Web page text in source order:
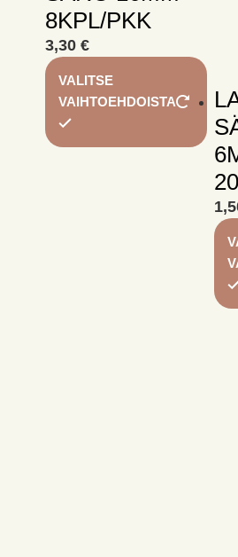
8KPL/PKK
3,30 €
VALITSE
VAIHTOEHDOISTA
Tällä
on
Voit